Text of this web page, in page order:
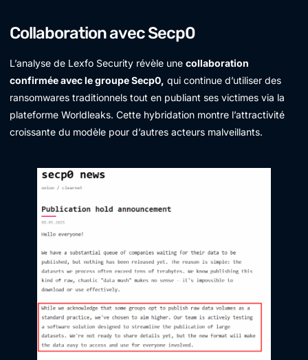
Collaboration avec Secp0
L’analyse de Lexfo Security révèle une collaboration
confirmée avec le groupe Secp0, qui continue d’utiliser des
ransomwares traditionnels tout en publiant ses victimes via la
plateforme Worldleaks. Cette hybridation montre l’attractivité
croissante du modèle pour d’autres acteurs malveillants.